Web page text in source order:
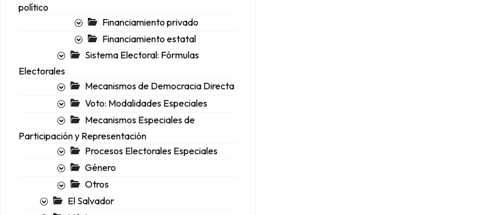
político
Financiamiento privado
Financiamiento estatal
Sistema Electoral: Fórmulas
Electorales
Mecanismos de Democracia Directa
Voto: Modalidades Especiales
Mecanismos Especiales de
Participación y Representación
Procesos Electorales Especiales
Género
Otros
El Salvador